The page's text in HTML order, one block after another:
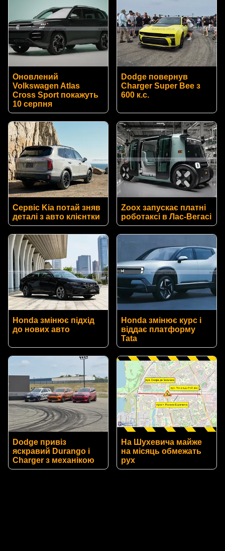
Оновлений
Volkswagen Atlas
Cross Sport покажуть
10 серпня
Dodge повернув
Charger Super Bee з
600 к.с.
Сервіс Kia потай зняв
деталі з авто клієнтки
Zoox запускає платні
роботаксі в Лас-Вегасі
Honda змінює підхід
до нових авто
Honda змінює курс і
віддає платформу
Tata
Dodge привіз
яскравий Durango і
Charger з механікою
На Шухевича майже
на місяць обмежать
рух